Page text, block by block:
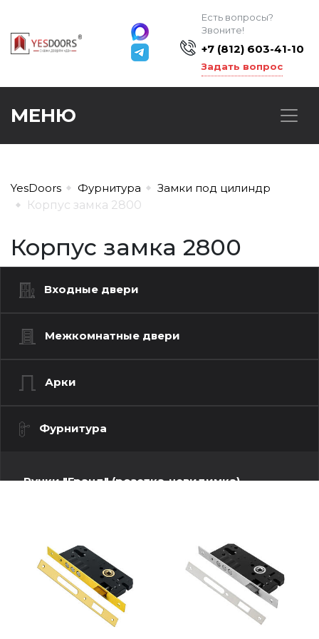
Есть вопросы?
Звоните!
+7 (812) 603-41-10
Задать вопрос
МЕНЮ
YesDoors Фурнитура
Замки под цилиндр
Корпус замка 2800
Корпус замка 2800
Входные двери
Межкомнатные двери
Арки
Фурнитура
Ручки "Гранд" (розетка-невидимка)
Ручки "Стандарт" (квадратная розетка)
Ручки "Стандарт" (круглая розетка)
Ручки "Стандарт" (фигурная розетка)
Дверные петли